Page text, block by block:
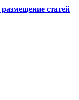
размещение статей